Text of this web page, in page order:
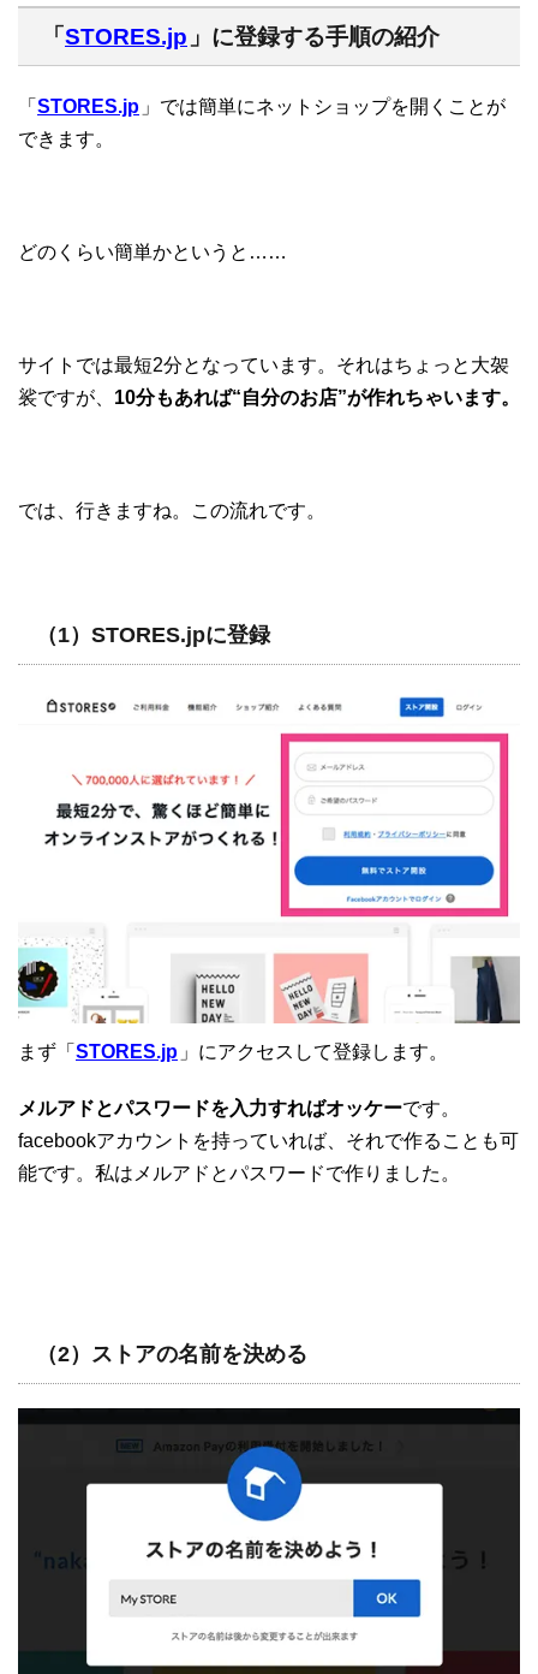
「STORES.jp 」に登録する手順の紹介
「 STORES.jp 」では簡単にネットショップを開くことが
できます。
どのくらい簡単かというと……
サイトでは最短2分となっています。それはちょっと大袈
裟ですが、 10分もあれば“自分のお店”が作れちゃいます。
では、行きますね。この流れです。
（1）STORES.jpに登録
まず「 STORES.jp 」にアクセスして登録します。
メルアドとパスワードを入力すればオッケーです。
facebookアカウントを持っていれば、それで作ることも可
能です。私はメルアドとパスワードで作りました。
（2）ストアの名前を決める